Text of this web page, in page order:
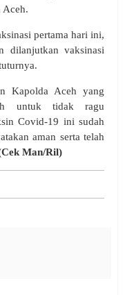
Aceh.
pertama hari ini,
dilanjutkan vaksinasi
Kapolda Aceh yang
untuk tidak ragu
Covid-19 ini sudah
aman serta telah
Man/Ril)